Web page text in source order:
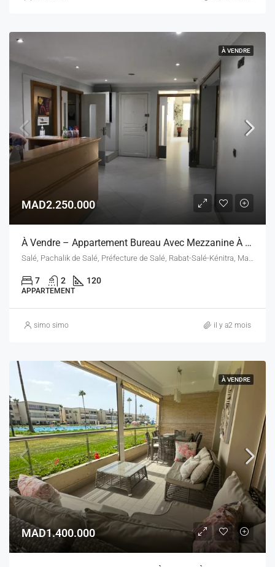
À VENDRE
MAD2.250.000
À Vendre – Appartement Bureau Avec Mezzanine À Salé, Diar 3 – Avenue Prince Sidi Mohammed
7 2 120
APPARTEMENT
simo simo il y a2 mois
À VENDRE
MAD1.400.000